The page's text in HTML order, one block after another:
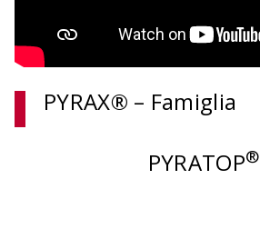
PYRAX® – Famiglia
PYRATOP®